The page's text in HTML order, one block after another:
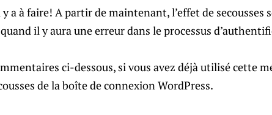
y a à faire! A partir de maintenant, l’effet de secousses
il y aura une erreur dans le processus
ci-dessous, si vous avez déjà utilisé cette
de la boîte de connexion WordPress.